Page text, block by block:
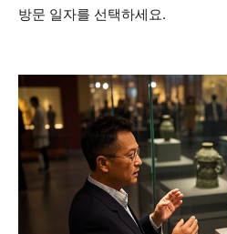
방문 일자를 선택하세요.